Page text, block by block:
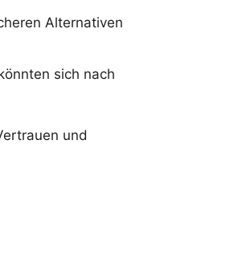
Alternativen
sich nach
und